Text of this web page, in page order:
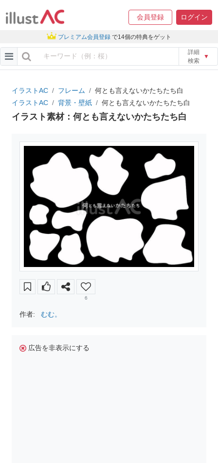
会員登録 ログイン
プレミアム会員登録 で14個の特典をゲット
詳細
検索
▼
イラストAC フレーム
何とも言えないかたちたち白
イラストAC
背景・壁紙 何とも言えないかたちたち白
イラスト素材：何とも言えないかたちたち白
6
作者: むむ。
広告を非表示にする